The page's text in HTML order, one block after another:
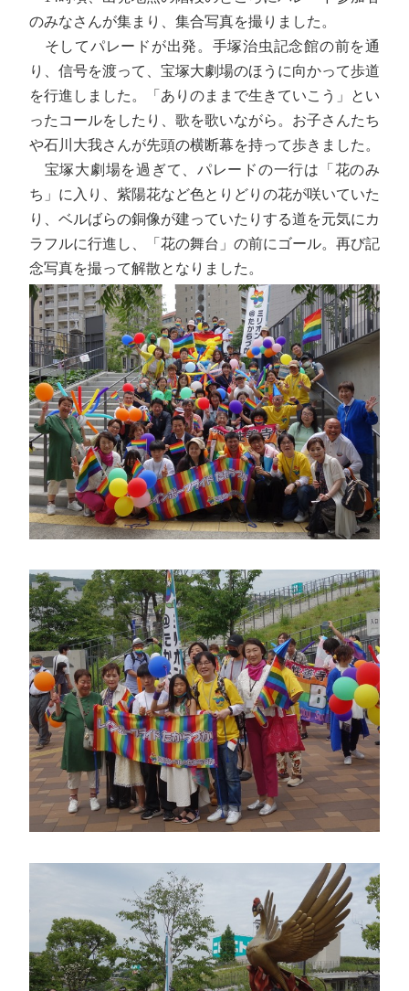
のみなさんが集まり、集合写真を撮りました。
そしてパレードが出発。手塚治虫記念館の前を通
り、信号を渡って、宝塚大劇場のほうに向かって歩道
を行進しました。「ありのままで生きていこう」とい
ったコールをしたり、歌を歌いながら。お子さんたち
や石川大我さんが先頭の横断幕を持って歩きました。
宝塚大劇場を過ぎて、パレードの一行は「花のみ
ち」に入り、紫陽花など色とりどりの花が咲いていた
り、ベルばらの銅像が建っていたりする道を元気にカ
ラフルに行進し、「花の舞台」の前にゴール。再び記
念写真を撮って解散となりました。